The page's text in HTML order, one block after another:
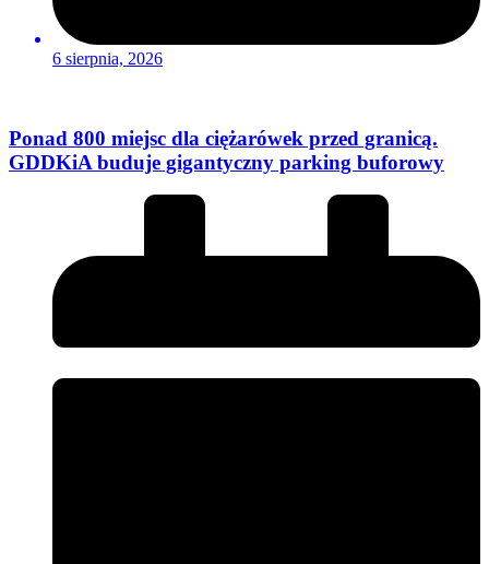
6 sierpnia, 2026
Ponad 800 miejsc dla ciężarówek przed granicą.
GDDKiA buduje gigantyczny parking buforowy